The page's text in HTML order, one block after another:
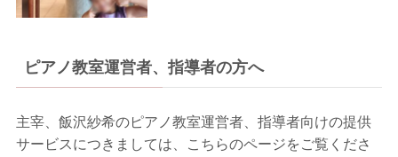
ピアノ教室運営者、指導者の方へ
主宰、飯沢紗希のピアノ教室運営者、指導者向けの提供
サービスにつきましては、こちらのページをご覧くださ